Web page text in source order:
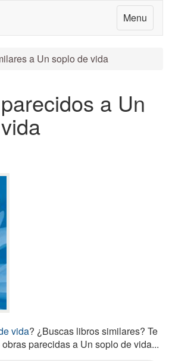
Menu
a Un soplo de vida
a Un
vida? ¿Buscas libros similares? Te
parecidas a Un soplo de vida...